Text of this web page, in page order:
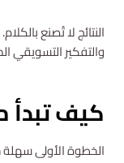
النتائج لا تُصنع
والتفكير التسويقي
كيف تبدأ
الخطوة الأولى سهلة